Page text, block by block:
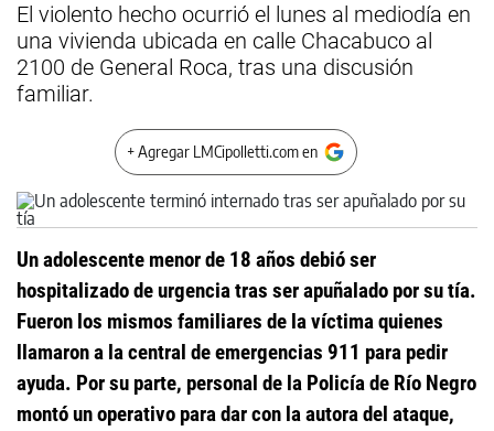
El violento hecho ocurrió el lunes al mediodía en
una vivienda ubicada en calle Chacabuco al
2100 de General Roca, tras una discusión
familiar.
+ Agregar LMCipolletti.com en
Un adolescente menor de 18 años debió ser
hospitalizado de urgencia tras ser apuñalado por su tía.
Fueron los mismos familiares de la víctima quienes
llamaron a la central de emergencias 911 para pedir
ayuda. Por su parte, personal de la Policía de Río Negro
montó un operativo para dar con la autora del ataque,